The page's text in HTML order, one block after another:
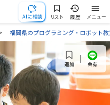
AIに相談 リスト 履歴 メニュー
福岡県のプログラミング・ロボット
追加 共有